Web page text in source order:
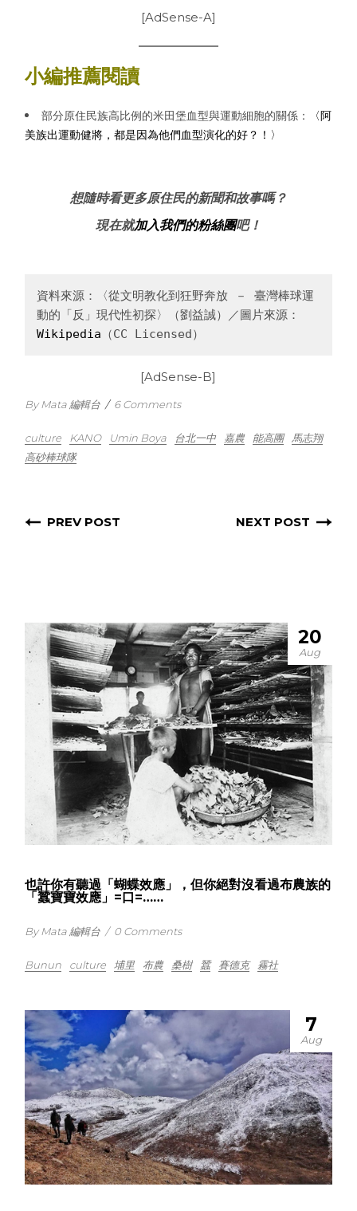
[AdSense-A]
小編推薦閱讀
部分原住民族高比例的米田堡血型與運動細胞的關係：
〈阿
美族出運動健將，都是因為他們血型演化的好？！〉
想隨時看更多原住民的新聞和故事嗎？
現在就加入我們的粉絲團吧！
資料來源：〈從文明教化到狂野奔放 － 臺灣棒球運
動的「反」現代性初探〉（劉益誠）／圖片來源：
Wikipedia （CC Licensed）
[AdSense-B]
By Mata 編輯台 / 6 Comments
culture KANO Umin Boya 台北一中 嘉農 能高團
馬志翔
高砂棒球隊
PREV POST NEXT POST
20
Aug
也許你有聽過「蝴蝶效應」，但你絕對沒看過布農族的
「蠶寶寶效應」=口=……
By Mata 編輯台 / 0 Comments
Bunun culture 埔里 布農 桑樹 蠶 賽德克 霧社
7
Aug